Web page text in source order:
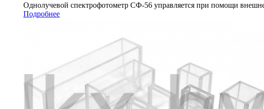
Однолучевой спектрофотометр СФ-56 управляется при помощи
Подробнее